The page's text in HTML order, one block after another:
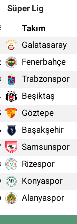
Süper Lig
Takım
Galatasaray
Fenerbahçe
Trabzonspor
Beşiktaş
Göztepe
Başakşehir
Samsunspor
Rizespor
Konyaspor
Alanyaspor